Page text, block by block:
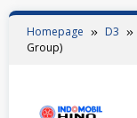
Homepage D3
Group)